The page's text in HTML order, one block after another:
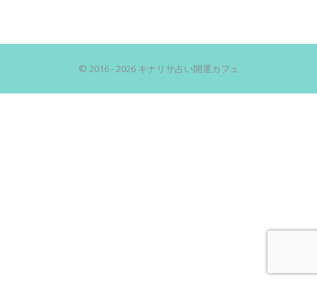
© 2016 - 2026 キナリサ占い開運カフェ